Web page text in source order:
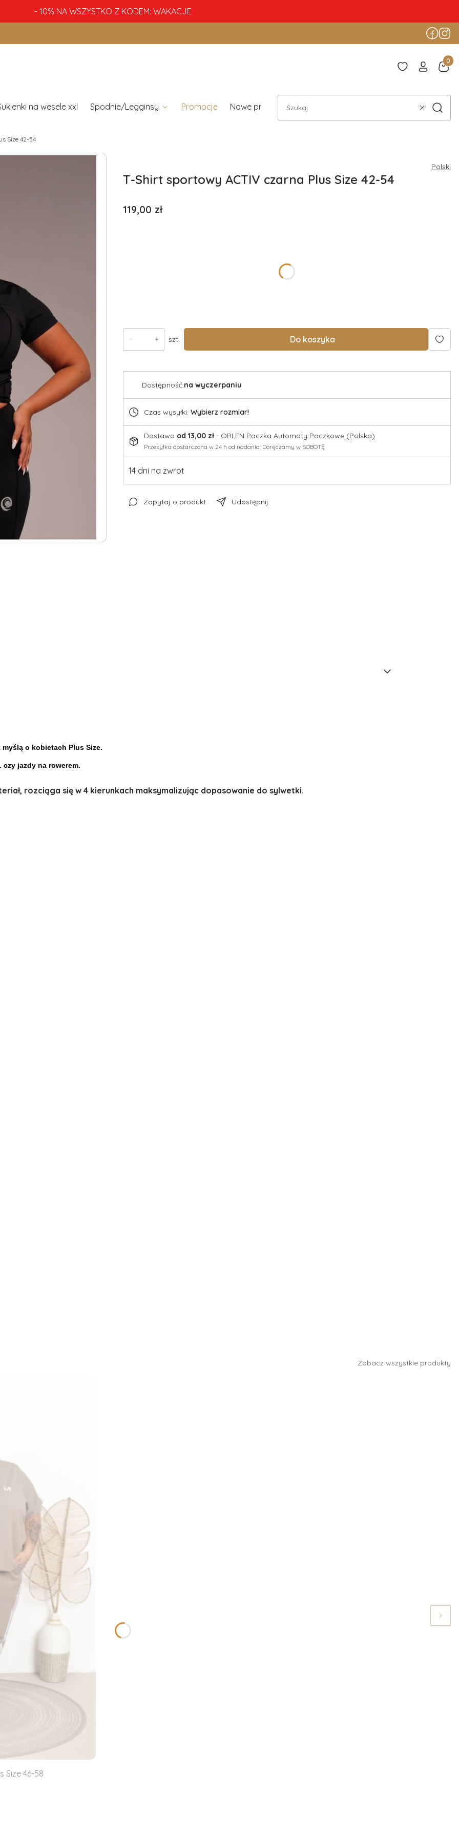
- 10% NA WSZYSTKO Z KODEM: WAKACJE
na wesele xxl Spodnie/Legginsy Promocje Nowe produkty Blog
WyczyśćSzukaj
Size 42-54
Polski
T-Shirt sportowy ACTIV czarna Plus Size 42-54
Cena
119,00 zł
szt. Do koszyka
Dostępność:na wyczerpaniu
Czas wysyłki: Wybierz rozmiar!
Dostawa od 13,00 zł - ORLEN Paczka Automaty Paczkowe (Polska)
Przesyłka dostarczona w 24 h od nadania. Doręczamy w SOBOTĘ
14 dni na zwrot
Zapytaj o produkt Udostępnij
o kobietach Plus Size.
jazdy na rowerem.
rozciąga się w 4 kierunkach maksymalizując dopasowanie do sylwetki.
Zobacz wszystkie produkty
Size 46-58